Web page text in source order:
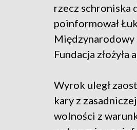
rzecz schroniska
poinformował
Międzynarodowy
Fundacja
Wyrok uległ
kary z
wolności z